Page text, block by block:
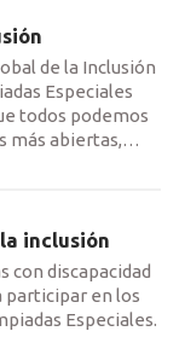
de la Inclusión
Especiales
todos podemos
más abiertas,…
inclusión
con discapacidad
participar en los
Especiales.